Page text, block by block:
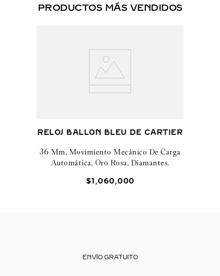
PRODUCTOS MÁS VENDIDOS
RELOJ BALLON BLEU DE CARTIER
36 Mm, Movimiento Mecánico De Carga
Automática, Oro Rosa, Diamantes.
$1 ,060,000
ENVÍO GRATUITO